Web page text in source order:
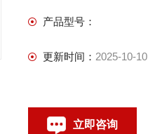
产品型号：
更新时间： 2025-10-10
立即咨询